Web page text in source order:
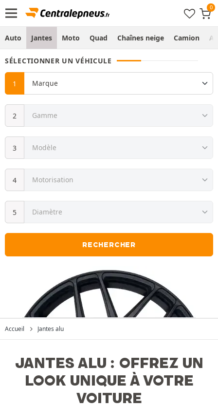
Auto Jantes Moto Quad Chaînes neige Camion
SÉLECTIONNER UN VÉHICULE
RECHERCHER
Accueil Jantes alu
JANTES ALU : OFFREZ UN
LOOK UNIQUE À VOTRE
VOITURE